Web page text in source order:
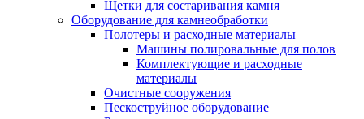
Щетки для состаривания камня
Оборудование для камнеобработки
Полотеры и расходные материалы
Машины полировальные для полов
Комплектующие и расходные
материалы
Очистные сооружения
Пескоструйное оборудование